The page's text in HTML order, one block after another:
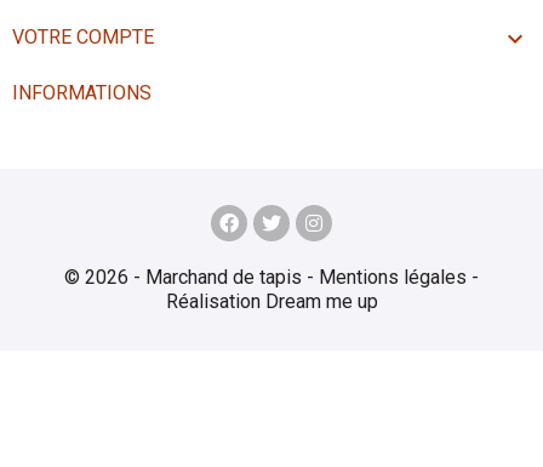
VOTRE COMPTE 
INFORMATIONS
© 2026 - Marchand de tapis - Mentions légales -
Réalisation Dream me up